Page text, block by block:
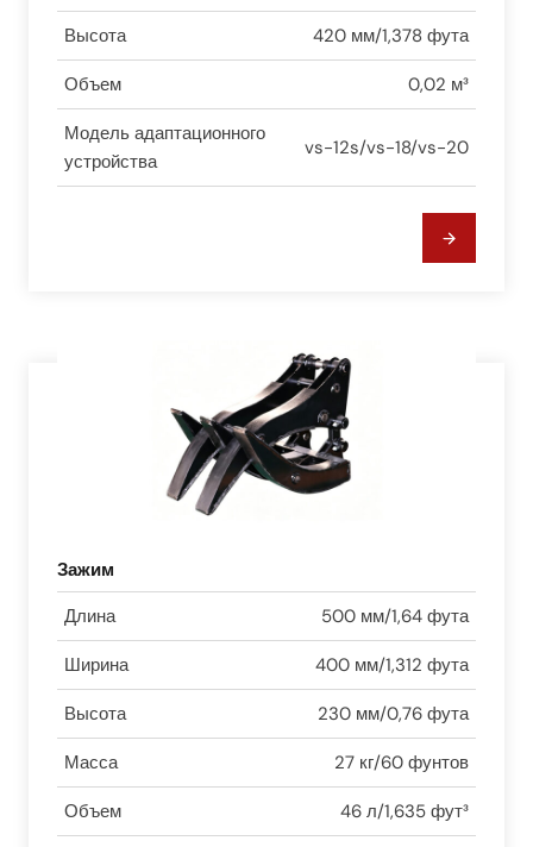
Высота 420 мм/1,378 фута
Объем 0,02 м³
Модель адаптационного
устройства
vs-12s/vs-18/vs-20
Зажим
Длина 500 мм/1,64 фута
Ширина 400 мм/1,312 фута
Высота 230 мм/0,76 фута
Масса 27 кг/60 фунтов
Объем 46 л/1,635 фут³